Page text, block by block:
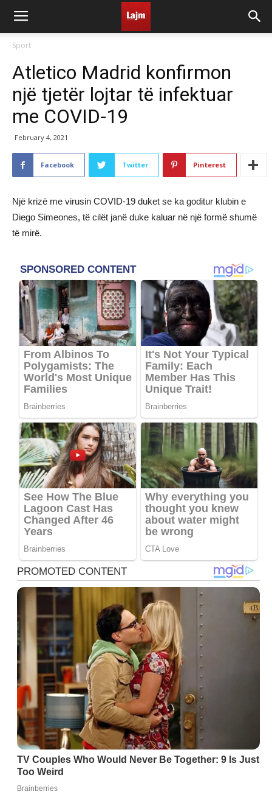
Sport
Atletico Madrid konfirmon
një tjetër lojtar të infektuar
me COVID-19
February 4, 2021
Facebook Twitter Pinterest
Një krizë me virusin COVID-19 duket se ka goditur klubin e
Diego Simeones, të cilët janë duke kaluar në një formë shumë
të mirë.